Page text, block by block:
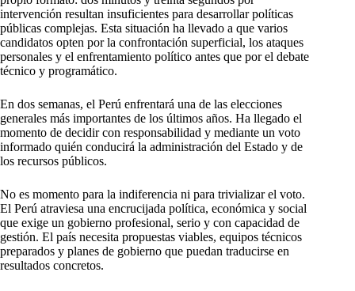
intervención resultan insuficientes para desarrollar políticas
públicas complejas. Esta situación ha llevado a que varios
candidatos opten por la confrontación superficial, los ataques
personales y el enfrentamiento político antes que por el debate
técnico y programático.
En dos semanas, el Perú enfrentará una de las elecciones
generales más importantes de los últimos años. Ha llegado el
momento de decidir con responsabilidad y mediante un voto
informado quién conducirá la administración del Estado y de
los recursos públicos.
No es momento para la indiferencia ni para trivializar el voto.
El Perú atraviesa una encrucijada política, económica y social
que exige un gobierno profesional, serio y con capacidad de
gestión. El país necesita propuestas viables, equipos técnicos
preparados y planes de gobierno que puedan traducirse en
resultados concretos.